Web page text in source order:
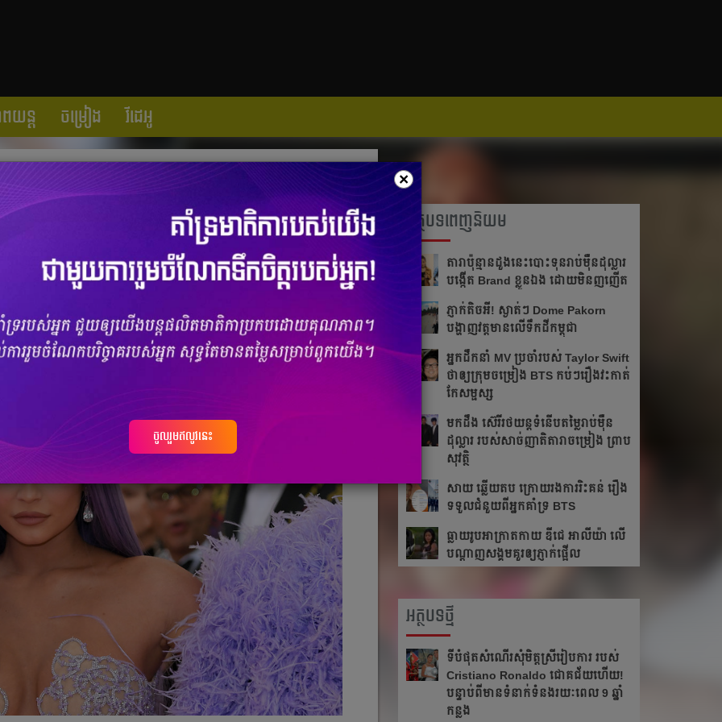
ពយន្ត ចម្រៀង វីដេអូ
រកលុយច្រើនជាងអ្នកខ្លះខំរកមួយជីវិត
បង្ហាញ​ថា​តារា​ទូរទស្សន៍ Kylie Jenner ជាប់​ជា​បុគ្គល​រក​ចំណូល​ពី​ការ​ជួល​
ើយ​នេះ​ជា​ឆ្នាំ​ទីពីរ​ហើយ​ដែល​តារា​វ័យ ២១ ឆ្នាំ កាន់​កាប់​តំណែង​កំពូល​
អត្ថបទពេញនិយម
តារា​ប៉ុន្មានដួងនេះបោះ​ទុន​រាប់​ម៉ឺន​ដុល្លារ
បង្កើត Brand ខ្លួន​ឯង ដោយមិនញញើត
ភ្ញាក់តិចអី!​ ស្ងាត់ៗ Dome Pakorn
បង្ហាញវត្តមាន​លើទឹកដីកម្ពុជា
អ្នក​ដឹក​នាំ​ MV ប្រចាំ​របស់​ Taylor Swift
ថា​ឲ្យ​ក្រុម​ចម្រៀង BTS កប់ៗ​រឿង​វះកាត់​
កែ​សម្ផស្ស
​មក​ដឹង​ ស៊េរីរថយន្ត​ទំនើប​តម្លៃ​រាប់​ម៉ឺន​
ដុល្លារ របស់​សាច់​ញាតិ​តារាចម្រៀង ​​ព្រាប
សុវត្ថិ
សាយ ឆ្លើយតប​ ក្រោយរង​ការ​រិះគន់ រឿង​
ទទួលជំនួយពីអ្នកគាំទ្រ BTS
ធ្លាយ​រូប​អាក្រាត​កាយ ឌីជេ អាលីយ៉ា លើ​
បណ្ដាញ​សង្គម​គួរ​ឲ្យ​ភ្ញាក់​ផ្អើល
អត្ថបទថ្មី
ទីបំផុតសំណើរសុំមិត្តស្រីរៀបការ របស់
Cristiano Ronaldo ជោគជ័យហើយ!
បន្ទាប់ពីមានទំនាក់ទំនងរយៈពេល 9 ឆ្នាំ
កន្លង
×
ចូលរួមឥលូវនេះ